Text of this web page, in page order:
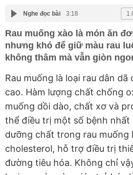
Nghe đọc bài 3:18
Rau muống xào là món ăn
nhưng khó để giữ màu rau
không thâm mà vẫn giòn
Rau muống là loại rau dân
cao. Hàm lượng chất chống
muống dồi dào, chất xơ và
thể điều trị một số bệnh nhất
dưỡng chất trong rau muống
cholesterol, hỗ trợ điều trị
đường tiêu hóa. Không chỉ